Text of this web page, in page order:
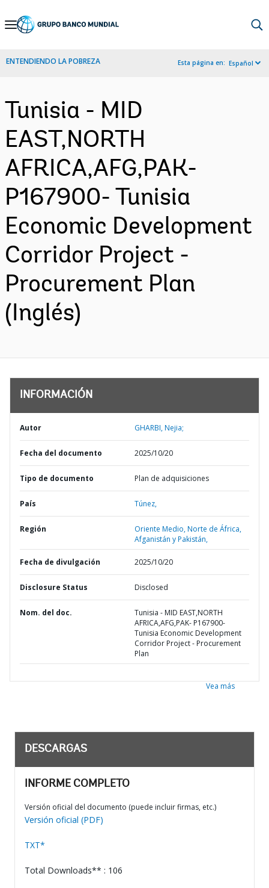
Skip
Navigation
ENTENDIENDO LA POBREZA Esta página en: Español
Tunisia - MID
EAST,NORTH
AFRICA,AFG,PAK-
P167900- Tunisia
Economic Development
Corridor Project -
Procurement Plan
(Inglés)
INFORMACIÓN
Autor GHARBI, Nejia;
Fecha del documento 2025/10/20
Tipo de documento Plan de adquisiciones
País Túnez,
Región
Oriente Medio, Norte de África,
Afganistán y Pakistán,
Fecha de divulgación 2025/10/20
Disclosure Status Disclosed
Nom. del doc.
Tunisia - MID EAST,NORTH
AFRICA,AFG,PAK- P167900-
Tunisia Economic Development
Corridor Project - Procurement
Plan
Vea más
DESCARGAS
INFORME COMPLETO
Versión oficial del documento (puede incluir firmas, etc.)
Versión oficial (PDF)
TXT*
Total Downloads** : 106